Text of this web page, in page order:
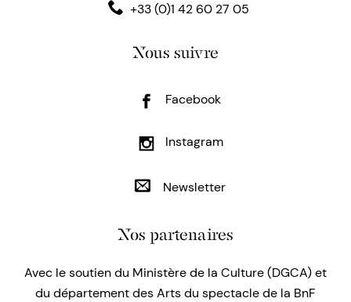
+33 (0)1 42 60 27 05
Nous suivre
Facebook
Instagram
Newsletter
Nos partenaires
Avec le soutien du Ministère de la Culture (DGCA) et
du département des Arts du spectacle de la BnF